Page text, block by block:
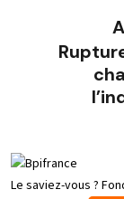
Le saviez-vous ?